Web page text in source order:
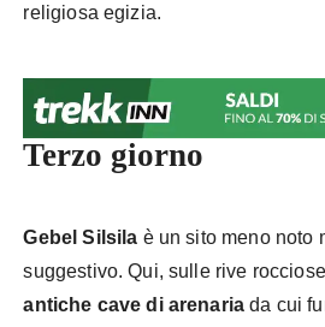
religiosa egizia.
Terzo giorno
Gebel Silsila è un sito meno noto
suggestivo. Qui, sulle rive
antiche cave di arenaria da cui